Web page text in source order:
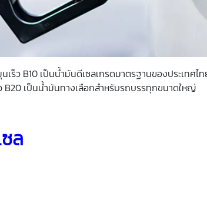
ร็ว B10 เป็นน้ำมันดีเซลเกรดมาตรฐานของประเทศ
B20 เป็นน้ำมันทางเลือกสำหรับรถบรรทุกขนาดใหญ่
ล